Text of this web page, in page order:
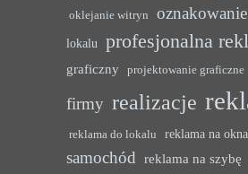
oklejanie witryn oznakowanie
lokalu profesjonalna
graficzny
projektowanie graficzne
firmy realizacje
reklama do lokalu reklama na okna
samochód reklama na szybę